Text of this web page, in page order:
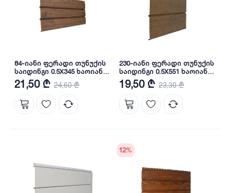
84-იანი ფერადი თუნუქის
საიდინგი 0.5X345 ხაოიანი
WOOD DARK NOVA
21,50 ₾ 24,60 ₾
230-იანი ფერადი თუნუქის
საიდინგი 0.5X551 ხაოიანი
WOOD DARK NOVA
19,50 ₾ 23,30 ₾
12%